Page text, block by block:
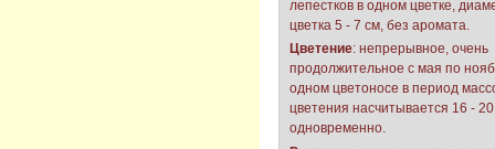
лепестков в одном цветке,
цветка 5 - 7 см, без аромата.
Цветение: непрерывное, очень
продолжительное с мая по
одном цветоносе в период
цветения насчитывается 16 - 20
одновременно.